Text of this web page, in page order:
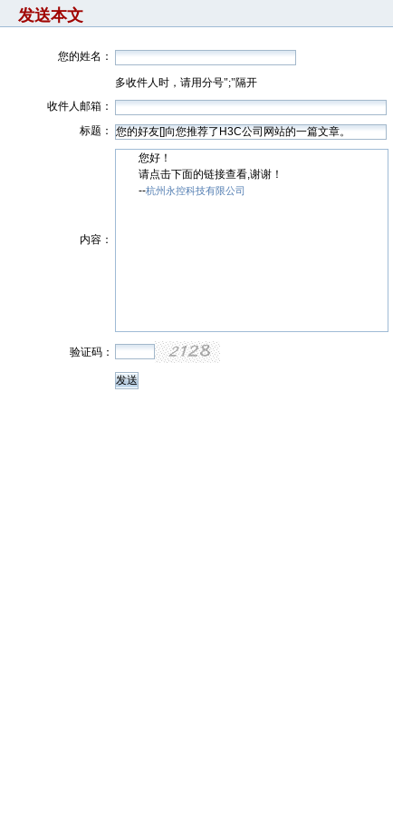
发送本文
您的姓名：
多收件人时，请用分号";"隔开
收件人邮箱：
标题：
内容：
您好！
请点击下面的链接查看,谢谢！
--杭州永控科技有限公司
验证码：